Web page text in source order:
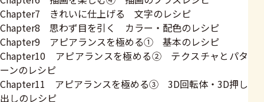
Chapter7 きれいに仕上げる 文字のレシピ
Chapter8 思わず目を引く カラー・配色のレシピ
Chapter9 アピアランスを極める① 基本のレシピ
Chapter10 アピアランスを極める② テクスチャとパタ
ーンのレシピ
Chapter11 アピアランスを極める③ 3D回転体・3D押し
出しのレシピ